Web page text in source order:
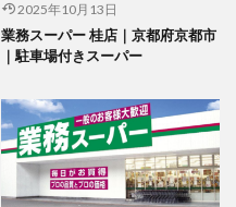
2025年10月13日
業務スーパー 桂店｜京都府京都市
｜駐車場付きスーパー